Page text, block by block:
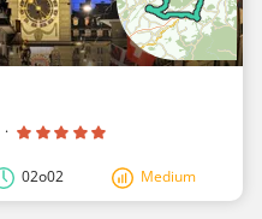
·
02o02 Medium